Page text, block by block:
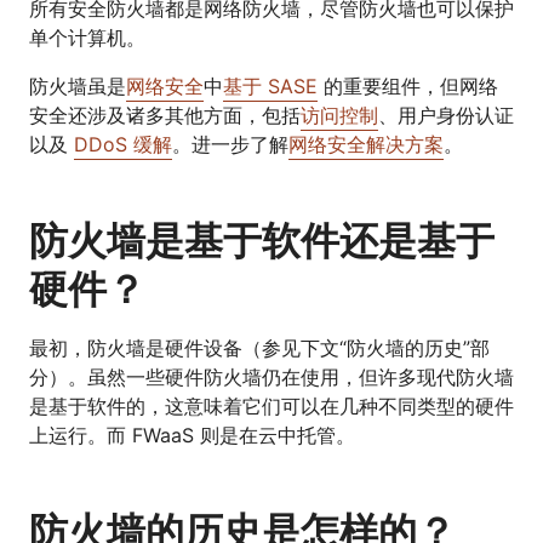
所有安全防火墙都是网络防火墙，尽管防火墙也可以保护
单个计算机。
防火墙虽是网络安全中基于 SASE 的重要组件，但网络
安全还涉及诸多其他方面，包括访问控制、用户身份认证
以及 DDoS 缓解。进一步了解网络安全解决方案。
防火墙是基于软件还是基于
硬件？
最初，防火墙是硬件设备（参见下文“防火墙的历史”部
分）。虽然一些硬件防火墙仍在使用，但许多现代防火墙
是基于软件的，这意味着它们可以在几种不同类型的硬件
上运行。而 FWaaS 则是在云中托管。
防火墙的历史是怎样的？